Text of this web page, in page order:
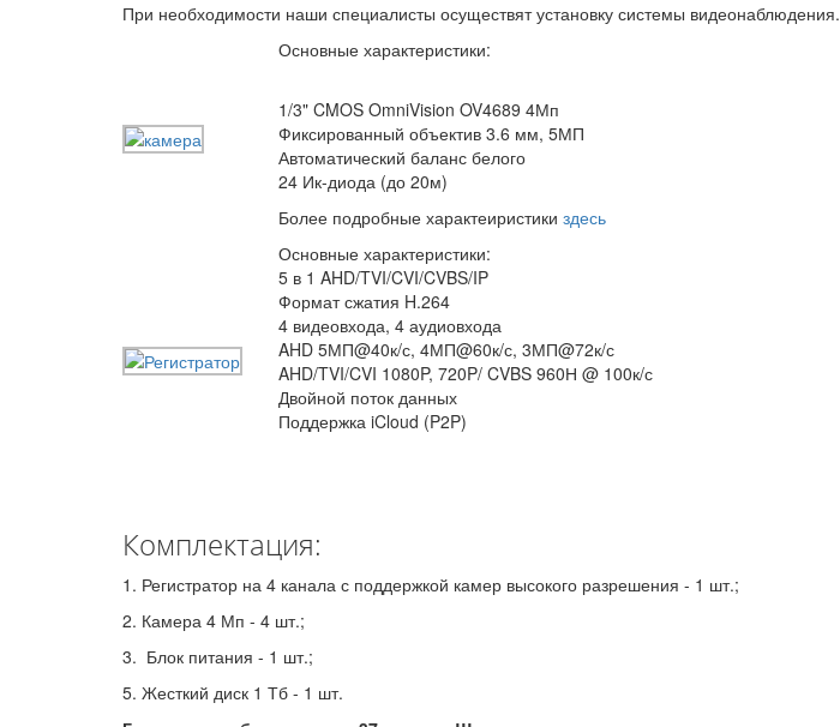
При необходимости наши специалисты осуществят установку системы видеонаблюдения.
Основные характеристики:
1/3" CMOS OmniVision OV4689 4Мп
Фиксированный объектив 3.6 мм, 5МП
Автоматический баланс белого
24 Ик-диода (до 20м)
Более подробные характеиристики здесь
Основные характеристики:
5 в 1 AHD/TVI/CVI/CVBS/IP
Формат сжатия H.264
4 видеовхода, 4 аудиовхода
AHD 5МП@40к/с, 4МП@60к/с, 3МП@72к/с
AHD/TVI/CVI 1080P, 720P/ CVBS 960Н @ 100к/с
Двойной поток данных
Поддержка iCloud (P2P)
Комплектация:
1. Регистратор на 4 канала с поддержкой камер высокого разрешения - 1 шт.;
2. Камера 4 Мп - 4 шт.;
3. Блок питания - 1 шт.;
5. Жесткий диск 1 Тб - 1 шт.